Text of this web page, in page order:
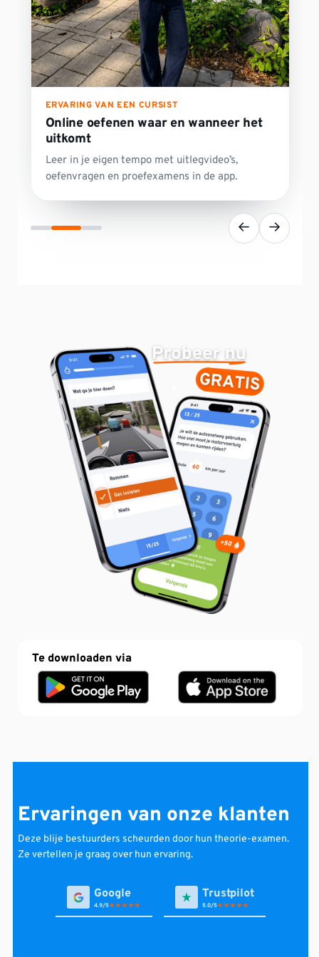
ERVARING VAN EEN CURSIST
Online oefenen waar en wanneer het
uitkomt
Leer in je eigen tempo met uitlegvideo’s,
oefenvragen en proefexamens in de app.
← →
Te downloaden via
Ervaringen van onze klanten
Deze blije bestuurders scheurden door hun theorie-examen.
Ze vertellen je graag over hun ervaring.
4.9 5.0